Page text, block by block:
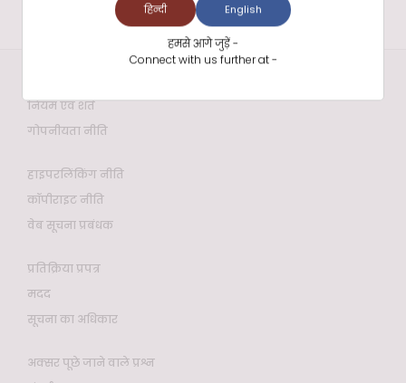
नियम एवं शर्तें
गोपनीयता नीति
हाइपरलिंकिंग नीति
कॉपीराइट नीति
वेब सूचना प्रबंधक
प्रतिक्रिया प्रपत्र
मदद
सूचना का अधिकार
अक्सर पूछे जाने वाले प्रश्न
हिन्दी English
हमसे आगे जुड़ें -
Connect with us further at -